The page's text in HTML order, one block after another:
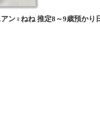
ン♀ねね 推定8～9歳預かり